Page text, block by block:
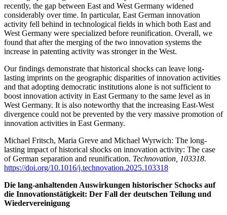
recently, the gap between East and West Germany widened
considerably over time. In particular, East German innovation
activity fell behind in technological fields in which both East and
West Germany were specialized before reunification. Overall, we
found that after the merging of the two innovation systems the
increase in patenting activity was stronger in the West.
Our findings demonstrate that historical shocks can leave long-
lasting imprints on the geographic disparities of innovation activities
and that adopting democratic institutions alone is not sufficient to
boost innovation activity in East Germany to the same level as in
West Germany. It is also noteworthy that the increasing East-West
divergence could not be prevented by the very massive promotion of
innovation activities in East Germany.
Michael Fritsch, Maria Greve and Michael Wyrwich: The long-
lasting impact of historical shocks on innovation activity: The case
of German separation and reunification. Technovation, 103318.
https://doi.org/10.1016/j.technovation.2025.103318
Die lang-anhaltenden Auswirkungen historischer Schocks auf
die Innovationstätigkeit: Der Fall der deutschen Teilung und
Wiedervereinigung